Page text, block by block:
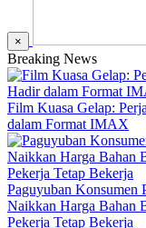
×
Breaking News
Film Kuasa Gelap:
dalam Format IMAX
Paguyuban Konsumen
Naikkan Harga Bahan
Pekerja Tetap Bekerja